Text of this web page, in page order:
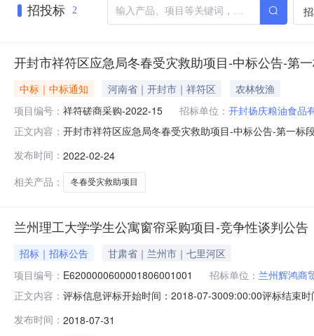
招投标 2
开封市祥符区应急局冬春受灾救助项目-中标公告-第
中标｜中标通知 河南省｜开封市｜祥符区
农林牧渔
项目编号： 祥符磋商采购-2022-15 招标单位： 开封扬庆粮油食品
正文内容： 开封市祥符区应急局冬春受灾救助项目-中标公告-第一
单位祥符磋商采购-2022-15-1开封市祥符区应急局冬春
发布时间： 2022-02-24
相关产品：
冬春受灾救助项目
兰州理工大学学生公寓窗帘采购项目-竞争性谈判公告
招标｜招标公告
甘肃省｜兰州市｜七里河区
项目编号： E6200000600001806001001 招标单位： 兰州辉鸿商
正文内容： 评标信息评标开始时间：2018-07-3009:00:00评标结束
E620000060000180600100156.40004甘肃福煜商贸有
发布时间： 2018-07-31